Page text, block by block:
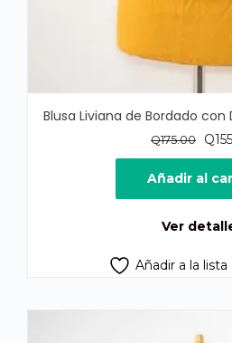
Blusa Liviana de Bordado
Q175.00
El
era:
Q
Añadir al
Ver
Añadir a la